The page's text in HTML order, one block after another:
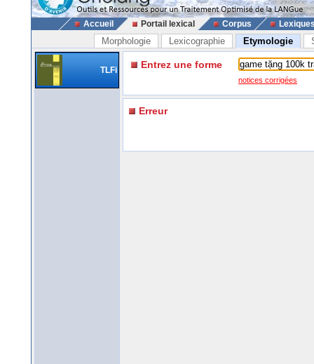
Accueil Portail lexical Corpus
Morphologie Lexicographie Etymologie
TLFi Entrez une forme
notices corrigées
Erreur